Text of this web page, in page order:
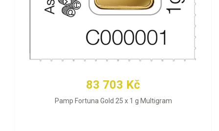
83 703 Kč
Pamp Fortuna Gold 25 x 1 g Multigram